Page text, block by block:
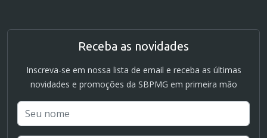
Receba as novidades
Inscreva-se em nossa lista de email e receba as últimas
novidades e promoções da SBPMG em primeira mão